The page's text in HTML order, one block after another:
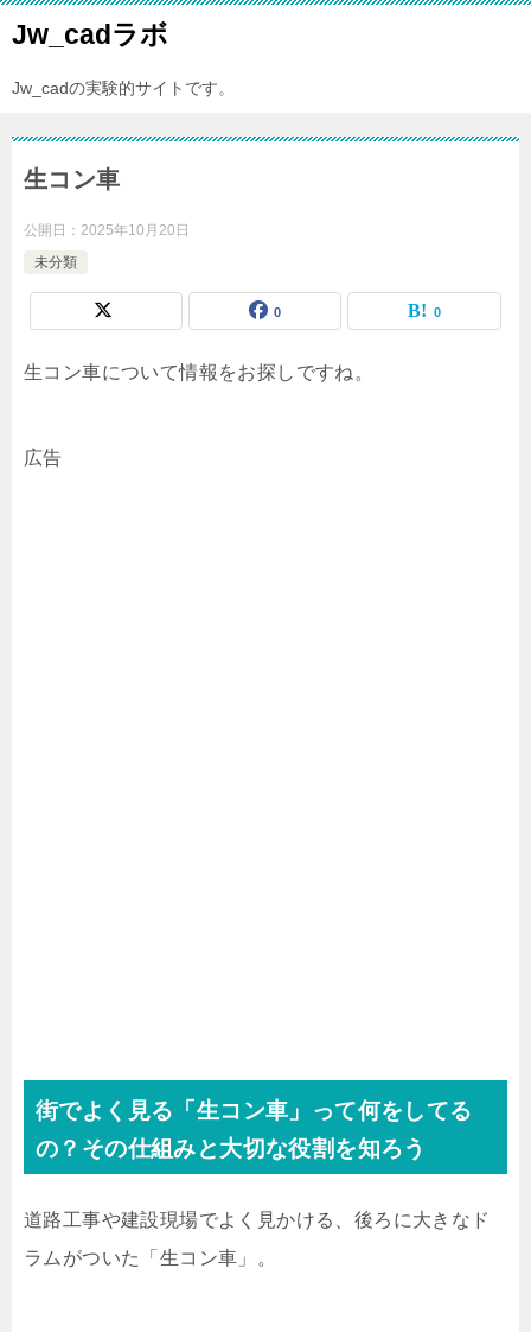
Jw_cadラボ
Jw_cadの実験的サイトです。
生コン車
公開日： 2025年10月20日
未分類
0 0
生コン車について情報をお探しですね。
広告
街でよく見る「生コン車」って何をしてる
の？その仕組みと大切な役割を知ろう
道路工事や建設現場でよく見かける、後ろに大きなド
ラムがついた「生コン車」。